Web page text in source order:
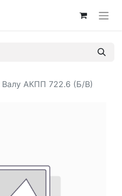
Валу АКПП 722.6 (Б/В)